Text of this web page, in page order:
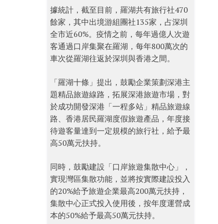
據統計，截至目前，羅湖共有旅行社470
餘家，其中出境游組團社135家，占深圳
全市近60%。疫情之前，每年過億人次遊
客通過口岸集聚在羅湖，每年800萬次的
車次從羅湖往返於深圳與香港之間。
「羅湖十條」提出，鼓勵企業策劃深港主
題精品旅遊線路，拓展深港旅遊市場，對
於成功開發深港「一程多站」精品旅遊線
路、香港居民羅湖度假旅遊產品，年度接
待遊客量達到一定規模的旅行社，給予最
高50萬元扶持。
同時，鼓勵建設「口岸旅遊集散中心」，
實現灣區集散功能，並將按實際建設投入
的20%給予旅遊企業最高200萬元扶持，
集散中心正式投入使用後，按年度運營成
本的50%給予最高50萬元扶持。